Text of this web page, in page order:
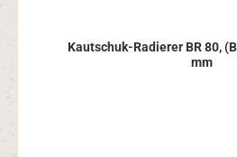
Kautschuk-Radierer BR 80,
mm